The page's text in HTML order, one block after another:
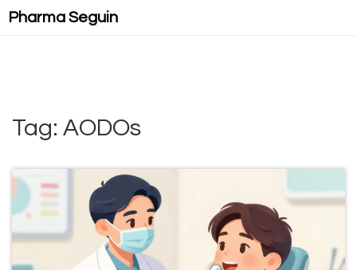
Pharma Seguin
Tag: AODOs